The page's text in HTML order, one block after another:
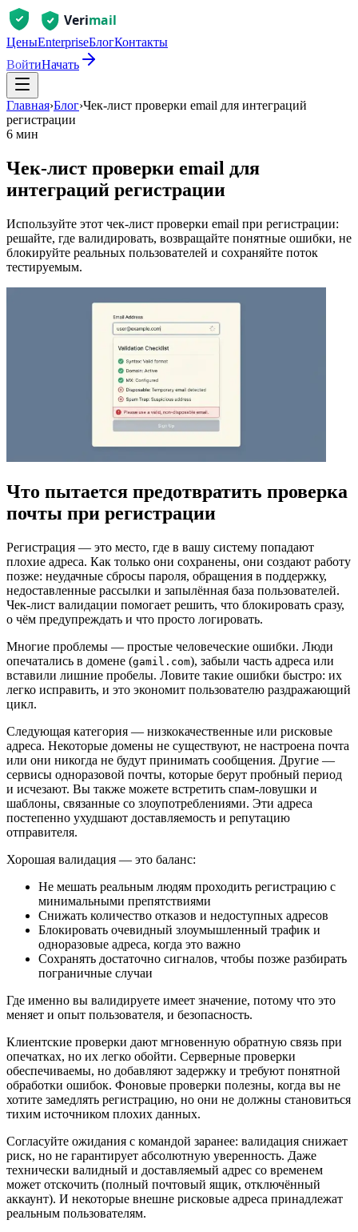
ЦеныEnterpriseБлогКонтакты
ВойтиНачать
Главная›Блог›Чек‑лист проверки email для интеграций
регистрации
6 мин
Чек‑лист проверки email для
интеграций регистрации
Используйте этот чек‑лист проверки email при регистрации:
решайте, где валидировать, возвращайте понятные ошибки, не
блокируйте реальных пользователей и сохраняйте поток
тестируемым.
Что пытается предотвратить проверка
почты при регистрации
Регистрация — это место, где в вашу систему попадают
плохие адреса. Как только они сохранены, они создают работу
позже: неудачные сбросы пароля, обращения в поддержку,
недоставленные рассылки и запылённая база пользователей.
Чек‑лист валидации помогает решить, что блокировать сразу,
о чём предупреждать и что просто логировать.
Многие проблемы — простые человеческие ошибки. Люди
опечатались в домене (gamil.com), забыли часть адреса или
вставили лишние пробелы. Ловите такие ошибки быстро: их
легко исправить, и это экономит пользователю раздражающий
цикл.
Следующая категория — низкокачественные или рисковые
адреса. Некоторые домены не существуют, не настроена почта
или они никогда не будут принимать сообщения. Другие —
сервисы одноразовой почты, которые берут пробный период
и исчезают. Вы также можете встретить спам‑ловушки и
шаблоны, связанные со злоупотреблениями. Эти адреса
постепенно ухудшают доставляемость и репутацию
отправителя.
Хорошая валидация — это баланс:
Не мешать реальным людям проходить регистрацию с
минимальными препятствиями
Снижать количество отказов и недоступных адресов
Блокировать очевидный злоумышленный трафик и
одноразовые адреса, когда это важно
Сохранять достаточно сигналов, чтобы позже разбирать
пограничные случаи
Где именно вы валидируете имеет значение, потому что это
меняет и опыт пользователя, и безопасность.
Клиентские проверки дают мгновенную обратную связь при
опечатках, но их легко обойти. Серверные проверки
обеспечиваемы, но добавляют задержку и требуют понятной
обработки ошибок. Фоновые проверки полезны, когда вы не
хотите замедлять регистрацию, но они не должны становиться
тихим источником плохих данных.
Согласуйте ожидания с командой заранее: валидация снижает
риск, но не гарантирует абсолютную уверенность. Даже
технически валидный и доставляемый адрес со временем
может отскочить (полный почтовый ящик, отключённый
аккаунт). И некоторые внешне рисковые адреса принадлежат
реальным пользователям.